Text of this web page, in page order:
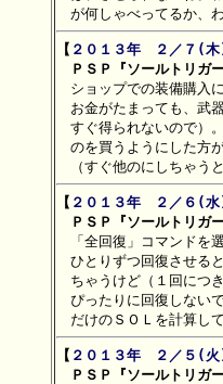
【 ２０１３年　２／７(
ＰＳＰ『ソールトリガ
ショップでの装備購入
お金がたまっても、武
すぐ得られないので）
のを買うようにした方
【 ２０１３年　２／６(
ＰＳＰ『ソールトリガ
「全回復」コマンドを
ひとりずつ回復させる
ちゃうけど（１回につ
ぴったりに回復しない
【 ２０１３年　２／５(
ＰＳＰ『ソールトリガ